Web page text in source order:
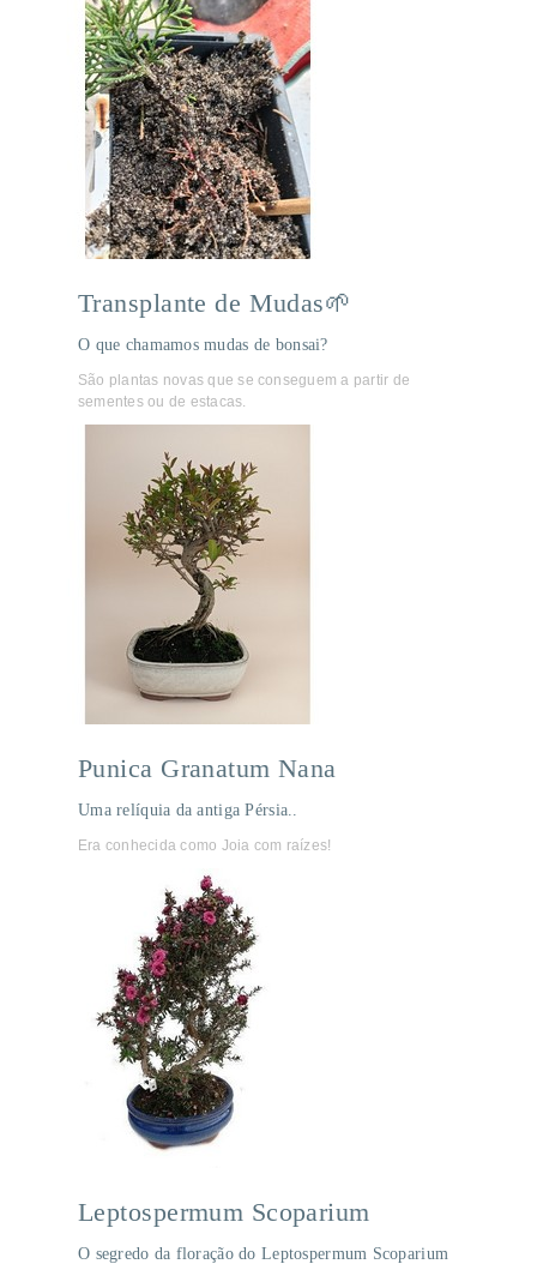
Transplante de Mudas🌱
O que chamamos mudas de bonsai?
São plantas novas que se conseguem a partir de
sementes ou de estacas.
Punica Granatum Nana
Uma relíquia da antiga Pérsia..
Era conhecida como Joia com raízes!
Leptospermum Scoparium
O segredo da floração do Leptospermum Scoparium